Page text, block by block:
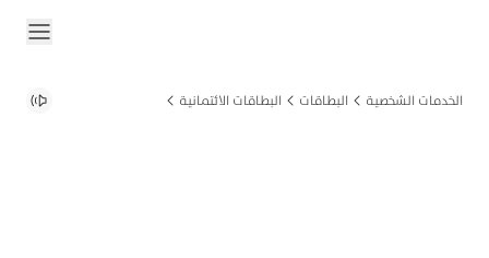
الخدمات الشخصية البطاقات البطاقات الائتمانية